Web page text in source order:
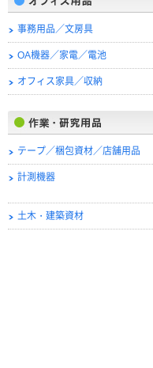
事務用品／文房具
OA機器／家電／電池
オフィス家具／収納
テープ／梱包資材／店舗用品
計測機器
土木・建築資材